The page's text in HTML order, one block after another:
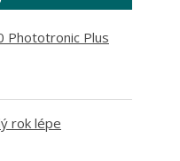
Phototronic Plus
rok lépe